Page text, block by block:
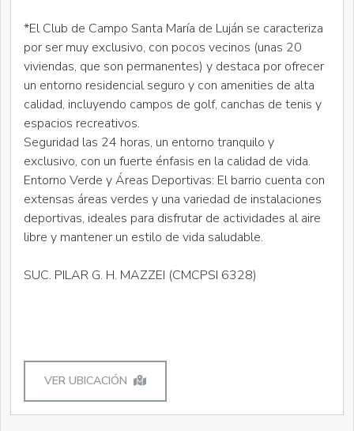
*El Club de Campo Santa María de Luján se caracteriza
por ser muy exclusivo, con pocos vecinos (unas 20
viviendas, que son permanentes) y destaca por ofrecer
un entorno residencial seguro y con amenities de alta
calidad, incluyendo campos de golf, canchas de tenis y
espacios recreativos.
Seguridad las 24 horas, un entorno tranquilo y
exclusivo, con un fuerte énfasis en la calidad de vida.
Entorno Verde y Áreas Deportivas: El barrio cuenta con
extensas áreas verdes y una variedad de instalaciones
deportivas, ideales para disfrutar de actividades al aire
libre y mantener un estilo de vida saludable.
SUC. PILAR G. H. MAZZEI (CMCPSI 6328)
VER UBICACIÓN